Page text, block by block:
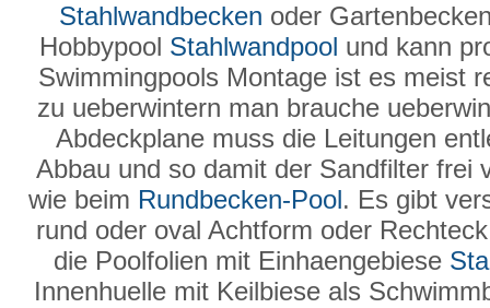
Stahlwandbecken oder
Hobbypool Stahlwandpool und kann
Swimmingpools Montage ist es meist
zu ueberwintern man brauche
Abdeckplane muss die Leitungen
Abbau und so damit der Sandfilter frei
wie beim Rundbecken-Pool. Es gibt
rund oder oval Achtform oder
die Poolfolien mit Einhaengebiese
Innenhuelle mit Keilbiese als